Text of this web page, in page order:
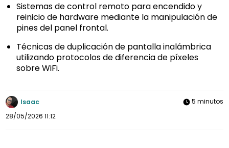
Sistemas de control remoto para encendido y
reinicio de hardware mediante la manipulación de
pines del panel frontal.
Técnicas de duplicación de pantalla inalámbrica
utilizando protocolos de diferencia de píxeles
sobre WiFi.
Isaac
28/05/2026 11:12
5 minutos